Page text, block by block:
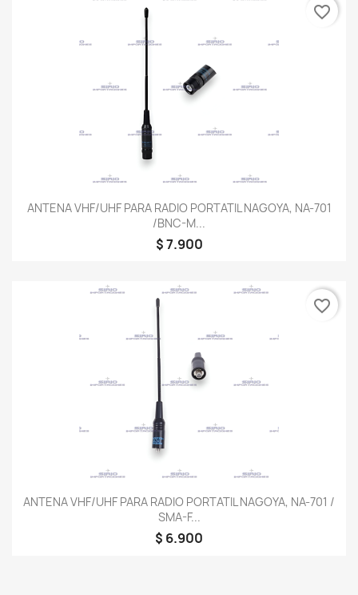
ANTENA VHF/UHF PARA RADIO PORTATIL NAGOYA, NA-701
/BNC-M...
$ 7.900
favorite_border
ANTENA VHF/UHF PARA RADIO PORTATIL NAGOYA, NA-701 /
SMA-F...
$ 6.900
favorite_border